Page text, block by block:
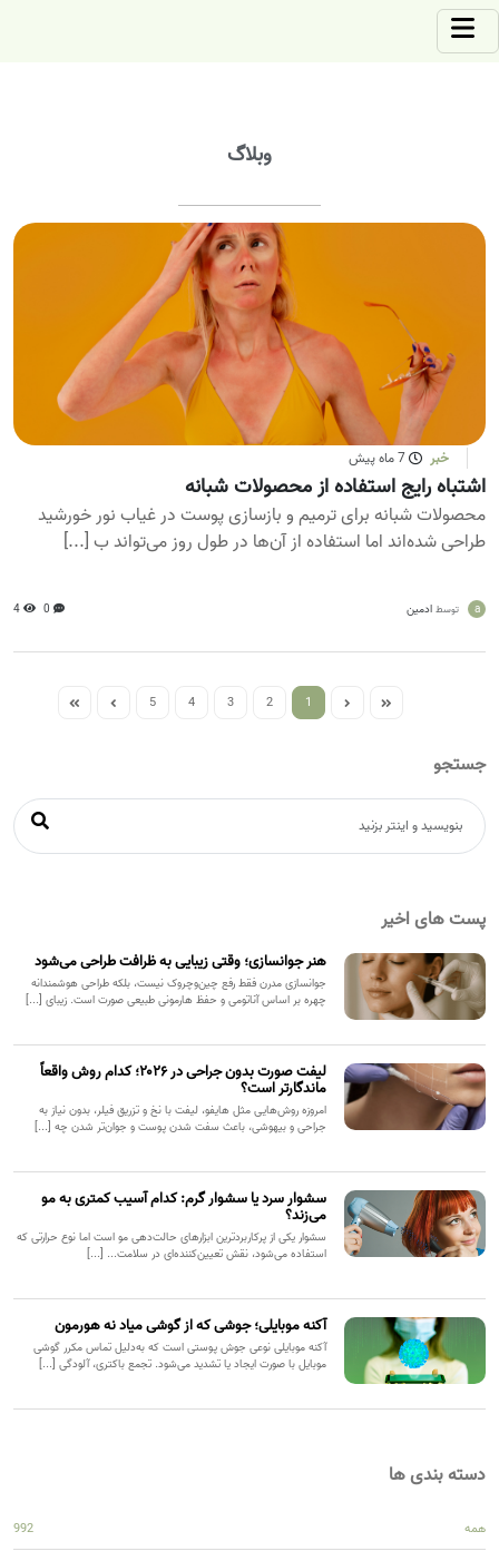
وبلاگ
خبر 7 ماه پیش
اشتباه رایج استفاده از محصولات شبانه
محصولات شبانه برای ترمیم و بازسازی پوست در غیاب نور خورشید
طراحی شده‌اند اما استفاده از آن‌ها در طول روز می‌تواند ب [...]
a توسط ادمین 0
4
1
2
3
4
5
جستجو
پست های اخیر
هنر جوانسازی؛ وقتی زیبایی به ظرافت طراحی می‌شود
جوانسازی مدرن فقط رفع چین‌وچروک نیست، بلکه طراحی هوشمندانه
چهره بر اساس آناتومی و حفظ هارمونی طبیعی صورت است. زیبای [...]
لیفت صورت بدون جراحی در ۲۰۲۶؛ کدام روش واقعاً
ماندگارتر است؟
امروزه روش‌هایی مثل هایفو، لیفت با نخ و تزریق فیلر، بدون نیاز به
جراحی و بیهوشی، باعث سفت شدن پوست و جوان‌تر شدن چه [...]
سشوار سرد یا سشوار گرم: کدام آسیب کمتری به مو
می‌زند؟
سشوار یکی از پرکاربردترین ابزارهای حالت‌دهی مو است اما نوع حرارتی که
استفاده می‌شود، نقش تعیین‌کننده‌ای در سلامت... [...]
آکنه موبایلی؛ جوشی که از گوشی میاد نه هورمون
آکنه موبایلی نوعی جوش پوستی است که به‌دلیل تماس مکرر گوشی
موبایل با صورت ایجاد یا تشدید می‌شود. تجمع باکتری، آلودگی [...]
دسته بندی ها
همه 992